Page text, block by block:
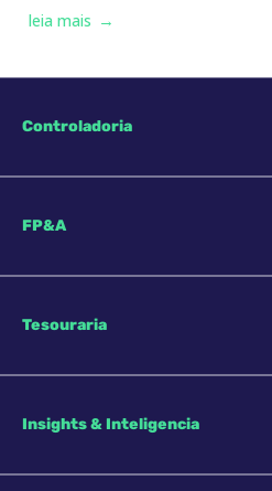
leia mais
Controladoria
FP&A
Tesouraria
Insights & Inteligencia